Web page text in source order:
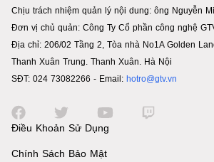
Chịu trách nhiệm quản lý nội dung: ông Nguyễn
Đơn vị chủ quản: Công Ty Cổ phần công nghệ
Địa chỉ: 206/02 Tầng 2, Tòa nhà No1A Golden
Thanh Xuân Trung. Thanh Xuân. Hà Nội
SĐT: 024 73082266 - Email: hotro@gtv.vn
Điều Khoản Sử Dụng
Chính Sách Bảo Mật